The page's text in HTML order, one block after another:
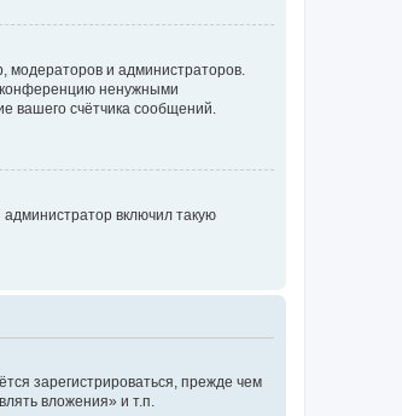
и администраторов.
конференцию ненужными
вашего счётчика сообщений.
включил такую
зарегистрироваться, прежде чем
вложения» и т.п.